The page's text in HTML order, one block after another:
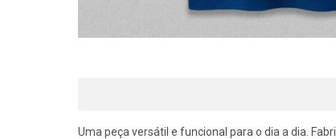
Uma peça versátil e funcional para o dia a dia.